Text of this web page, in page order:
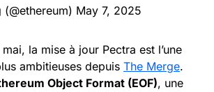
May 7, 2025
la mise à jour Pectra est l’une
ambitieuses depuis The Merge.
Object Format (EOF), une